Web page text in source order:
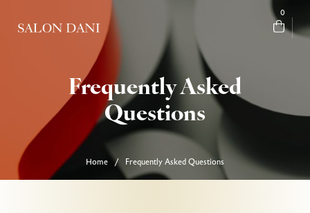
0
Frequently Asked
Questions
Home / Frequently Asked Questions